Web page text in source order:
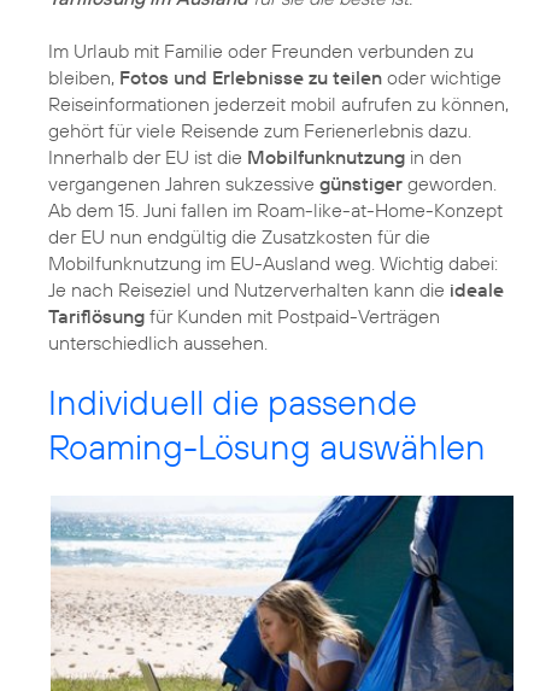
Im Urlaub mit Familie oder Freunden verbunden zu
bleiben, Fotos und Erlebnisse zu teilen oder wichtige
Reiseinformationen jederzeit mobil aufrufen zu können,
gehört für viele Reisende zum Ferienerlebnis dazu.
Innerhalb der EU ist die Mobilfunknutzung in den
vergangenen Jahren sukzessive günstiger geworden.
Ab dem 15. Juni fallen im Roam-like-at-Home-Konzept
der EU nun endgültig die Zusatzkosten für die
Mobilfunknutzung im EU-Ausland weg. Wichtig dabei:
Je nach Reiseziel und Nutzerverhalten kann die ideale
Tariflösung für Kunden mit Postpaid-Verträgen
unterschiedlich aussehen.
Individuell die passende
Roaming-Lösung auswählen